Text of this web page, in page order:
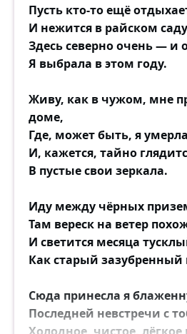
Пусть кто-то ещё
И нежится в райском
Здесь северно очень — и
Я выбрала в этом году.
Живу, как в чужом, мне
доме,
Где, может быть, я
И, кажется, тайно
В пустые свои зеркала.
Иду между чёрных
Там вереск на ветер
И светится месяца
Как старый
Сюда принесла я
Последней невстречи с